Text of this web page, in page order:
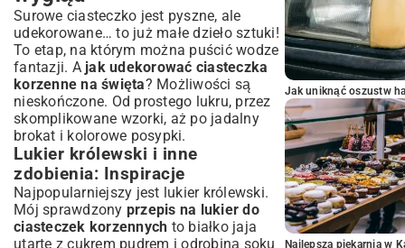
Surowe ciasteczko jest pyszne, ale
udekorowane… to już małe dzieło sztuki!
To etap, na którym można puścić wodze
fantazji. A jak udekorować ciasteczka
korzenne na święta? Możliwości są
nieskończone. Od prostego lukru, przez
skomplikowane wzorki, aż po jadalny
brokat i kolorowe posypki.
Lukier królewski i inne
zdobienia: Inspiracje
Najpopularniejszy jest lukier królewski.
Mój sprawdzony przepis na lukier do
ciasteczek korzennych to białko jaja
utarte z cukrem pudrem i odrobiną soku
Jak uniknąć oszustw
Najlepsza piekarnia w